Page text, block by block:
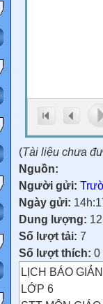
(Tài liệu chưa
Nguồn:
Người gửi:
Ngày gửi:
Dung lượng:
Số lượt tải: 7
Số lượt thích: 0
LỊCH BÁO
LỚP 6